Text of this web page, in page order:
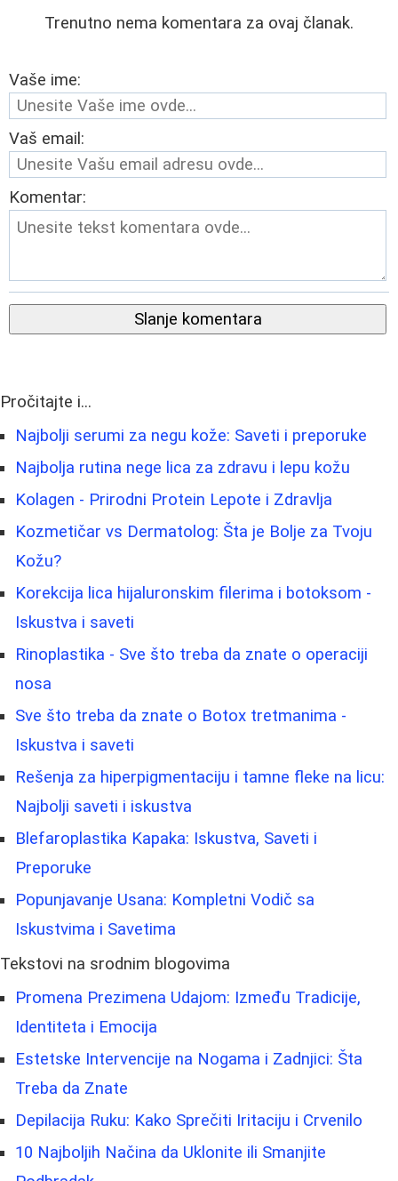
Trenutno nema komentara za ovaj članak.
Vaše ime:
Vaš email:
Komentar:
Slanje komentara
Pročitajte i...
Najbolji serumi za negu kože: Saveti i preporuke
Najbolja rutina nege lica za zdravu i lepu kožu
Kolagen - Prirodni Protein Lepote i Zdravlja
Kozmetičar vs Dermatolog: Šta je Bolje za Tvoju
Kožu?
Korekcija lica hijaluronskim filerima i botoksom -
Iskustva i saveti
Rinoplastika - Sve što treba da znate o operaciji
nosa
Sve što treba da znate o Botox tretmanima -
Iskustva i saveti
Rešenja za hiperpigmentaciju i tamne fleke na licu:
Najbolji saveti i iskustva
Blefaroplastika Kapaka: Iskustva, Saveti i
Preporuke
Popunjavanje Usana: Kompletni Vodič sa
Iskustvima i Savetima
Tekstovi na srodnim blogovima
Promena Prezimena Udajom: Između Tradicije,
Identiteta i Emocija
Estetske Intervencije na Nogama i Zadnjici: Šta
Treba da Znate
Depilacija Ruku: Kako Sprečiti Iritaciju i Crvenilo
10 Najboljih Načina da Uklonite ili Smanjite